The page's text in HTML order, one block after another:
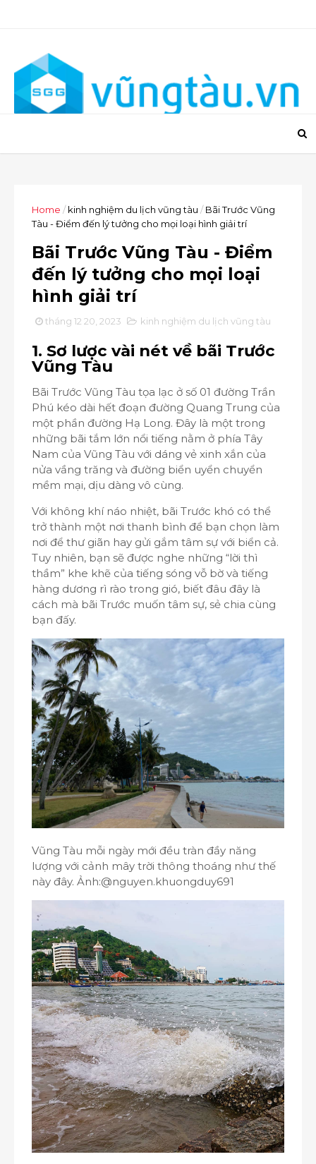
Home / kinh nghiệm du lịch vũng tàu / Bãi Trước Vũng
Tàu - Điểm đến lý tưởng cho mọi loại hình giải trí
Bãi Trước Vũng Tàu - Điểm
đến lý tưởng cho mọi loại
hình giải trí
tháng 12 20, 2023 kinh nghiệm du lịch vũng tàu
1. Sơ lược vài nét về bãi Trước
Vũng Tàu
Bãi Trước Vũng Tàu tọa lạc ở số 01 đường Trần
Phú kéo dài hết đoạn đường Quang Trung của
một phần đường Hạ Long. Đây là một trong
những bãi tắm lớn nổi tiếng nằm ở phía Tây
Nam của Vũng Tàu với dáng vẻ xinh xắn của
nửa vầng trăng và đường biển uyển chuyển
mềm mại, dịu dàng vô cùng.
Với không khí náo nhiệt, bãi Trước khó có thể
trở thành một nơi thanh bình để bạn chọn làm
nơi để thư giãn hay gửi gắm tâm sự với biển cả.
Tuy nhiên, bạn sẽ được nghe những “lời thì
thầm” khe khẽ của tiếng sóng vỗ bờ và tiếng
hàng dương rì rào trong gió, biết đâu đây là
cách mà bãi Trước muốn tâm sự, sẻ chia cùng
bạn đấy.
Vũng Tàu mỗi ngày mới đều tràn đầy năng
lượng với cảnh mây trời thông thoáng như thế
này đây. Ảnh:@nguyen.khuongduy691